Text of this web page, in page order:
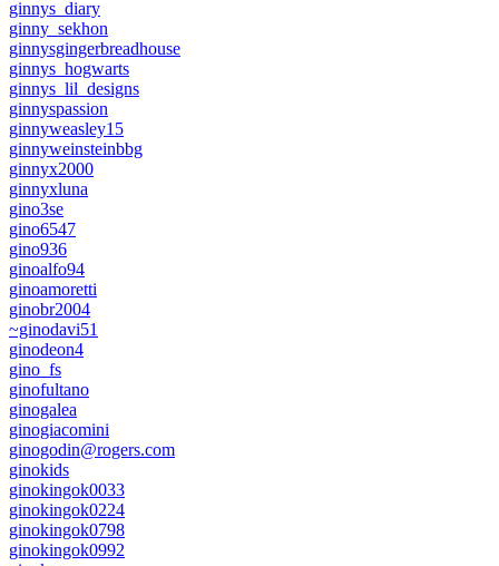
ginnys_diary
ginny_sekhon
ginnysgingerbreadhouse
ginnys_hogwarts
ginnys_lil_designs
ginnyspassion
ginnyweasley15
ginnyweinsteinbbg
ginnyx2000
ginnyxluna
gino3se
gino6547
gino936
ginoalfo94
ginoamoretti
ginobr2004
~ginodavi51
ginodeon4
gino_fs
ginofultano
ginogalea
ginogiacomini
ginogodin@rogers.com
ginokids
ginokingok0033
ginokingok0224
ginokingok0798
ginokingok0992